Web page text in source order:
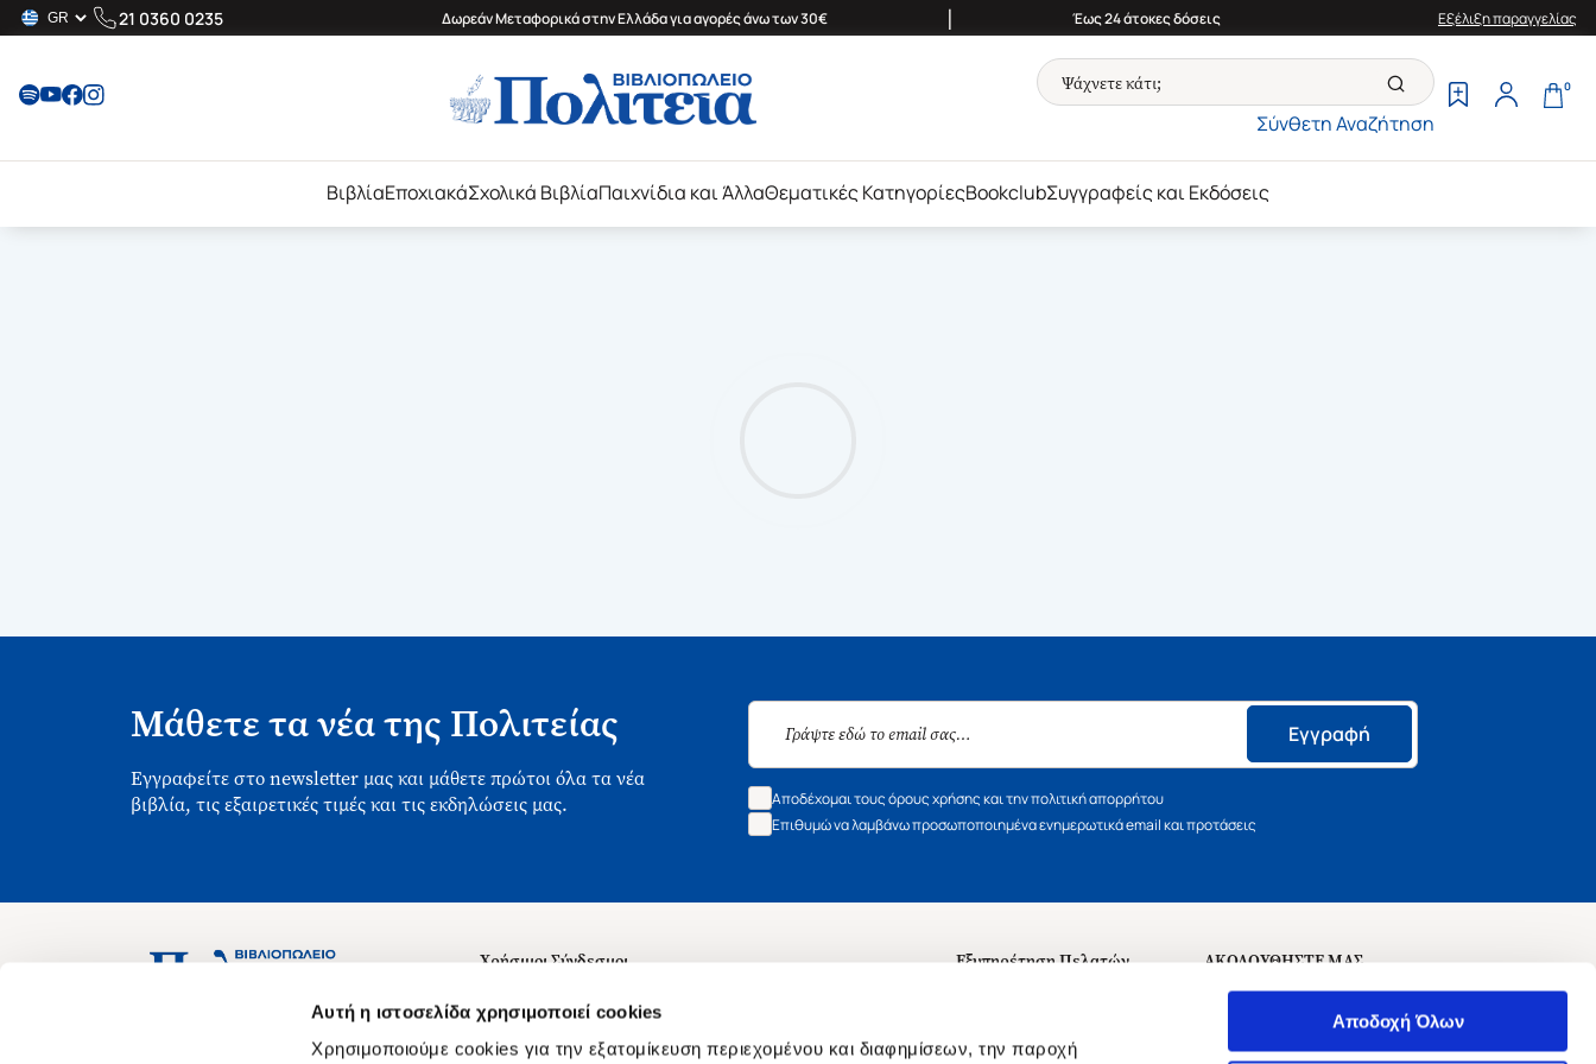
Αυτή η ιστοσελίδα χρησιμοποιεί cookies
Χρησιμοποιούμε cookies για την εξατομίκευση περιεχομένου και διαφημίσεων, την παροχή
Αποδοχή Όλων
21 0360 0235 Δωρεάν Μεταφορικά στην Ελλάδα για αγορές άνω των 30€ | Έως 24 άτοκες δόσεις Εξέλιξη παραγγελίας
Σύνθετη Αναζήτηση
0
ΒιβλίαΕποχιακάΣχολικά ΒιβλίαΠαιχνίδια και ΆλλαΘεματικές ΚατηγορίεςBookclubΣυγγραφείς και Εκδόσεις
Μάθετε τα νέα της Πολιτείας
Εγγραφείτε στο newsletter μας και μάθετε πρώτοι όλα τα νέα
βιβλία, τις εξαιρετικές τιμές και τις εκδηλώσεις μας.
Εγγραφή
Αποδέχομαι τους όρους χρήσης και την πολιτική απορρήτου
Επιθυμώ να λαμβάνω προσωποποιημένα ενημερωτικά email και προτάσεις
Ασκληπιού 1-3, Αθήνα 106 79
Χρήσιμοι Σύνδεσμοι
Σχετικά με εμάς
Θέσεις Εργασίας
Εξυπηρέτηση Πελατών
ΑΚΟΛΟΥΘΗΣΤΕ ΜΑΣ